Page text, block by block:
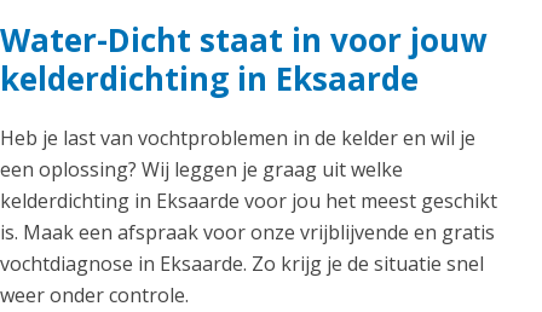
Water-Dicht staat in voor jouw
kelderdichting in Eksaarde
Heb je last van vochtproblemen in de kelder en wil je
een oplossing? Wij leggen je graag uit welke
kelderdichting in Eksaarde voor jou het meest geschikt
is. Maak een afspraak voor onze vrijblijvende en gratis
vochtdiagnose in Eksaarde. Zo krijg je de situatie snel
weer onder controle.